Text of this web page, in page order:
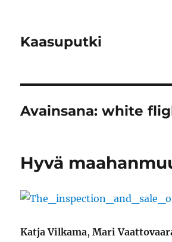
Kaasuputki
Avainsana:white
Hyvä
Katja Vilkama,Mari